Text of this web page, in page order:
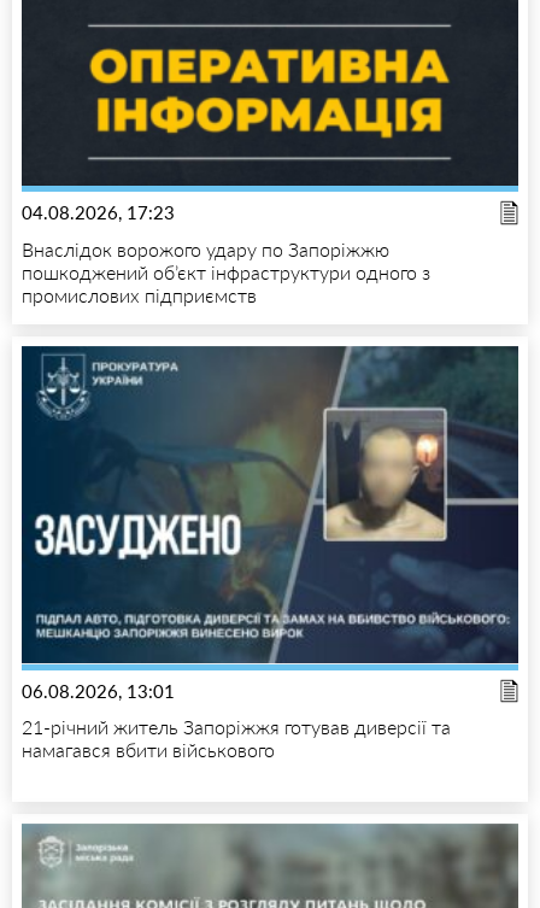
04.08.2026, 17:23
Внаслідок ворожого удару по Запоріжжю
пошкоджений об’єкт інфраструктури одного з
промислових підприємств
06.08.2026, 13:01
21-річний житель Запоріжжя готував диверсії та
намагався вбити військового